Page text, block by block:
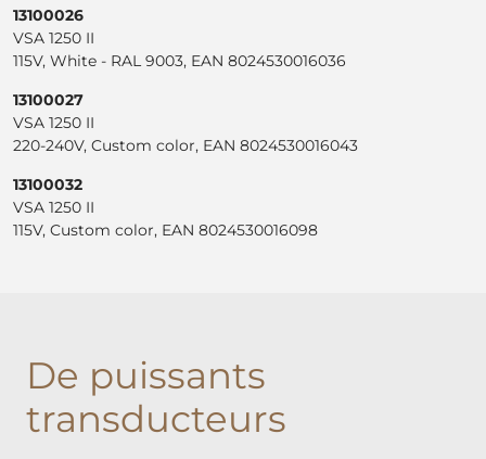
13100026
VSA 1250 II
115V, White - RAL 9003, EAN 8024530016036
13100027
VSA 1250 II
220-240V, Custom color, EAN 8024530016043
13100032
VSA 1250 II
115V, Custom color, EAN 8024530016098
De puissants
transducteurs